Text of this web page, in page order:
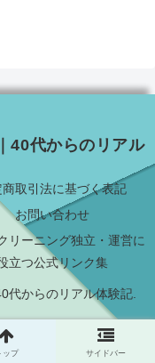
40代からのリアル
商取引法に基づく表記
お問い合わせ
リーニング独立・運営に
立つ公式リンク集
代からのリアル体験記.
ップ サイドバー